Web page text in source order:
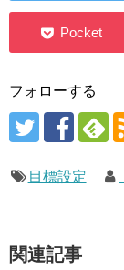
フォローする
目標設定
関連記事